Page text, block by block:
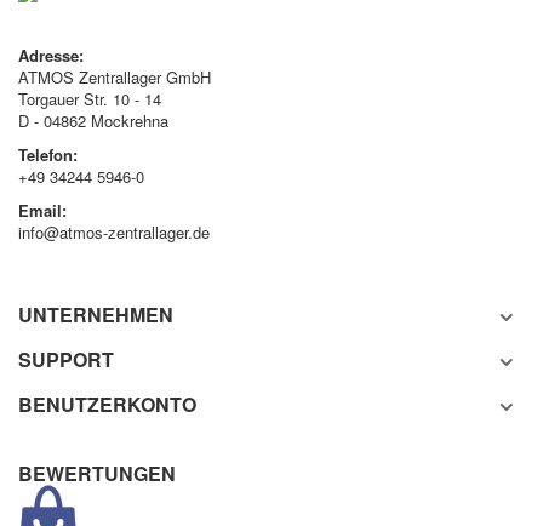
Adresse:
ATMOS Zentrallager GmbH
Torgauer Str. 10 - 14
D - 04862 Mockrehna
Telefon:
+49 34244 5946-0
Email:
info@atmos-zentrallager.de
UNTERNEHMEN
SUPPORT
BENUTZERKONTO
BEWERTUNGEN